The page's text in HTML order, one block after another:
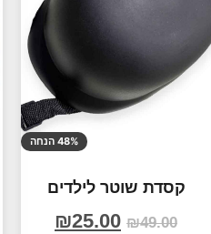
48% הנחה
קסדת שוטר לילדים
₪49.00
₪25.00